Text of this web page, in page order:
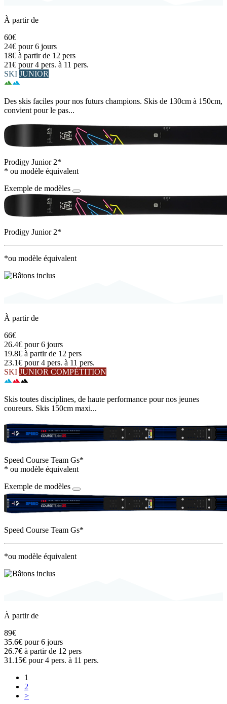
À partir de
60€
24€ pour 6 jours
18€ à partir de 12 pers
21€ pour 4 pers. à 11 pers.
SKI JUNIOR
Des skis faciles pour nos futurs champions. Skis de 130cm à 150cm,
convient pour le pas...
Prodigy Junior 2*
* ou modèle équivalent
Exemple de modèles
Prodigy Junior 2*
*ou modèle équivalent
À partir de
66€
26.4€ pour 6 jours
19.8€ à partir de 12 pers
23.1€ pour 4 pers. à 11 pers.
SKI JUNIOR COMPÉTITION
Skis toutes disciplines, de haute performance pour nos jeunes
coureurs. Skis 150cm maxi...
Speed Course Team Gs*
* ou modèle équivalent
Exemple de modèles
Speed Course Team Gs*
*ou modèle équivalent
À partir de
89€
35.6€ pour 6 jours
26.7€ à partir de 12 pers
31.15€ pour 4 pers. à 11 pers.
1
2
>